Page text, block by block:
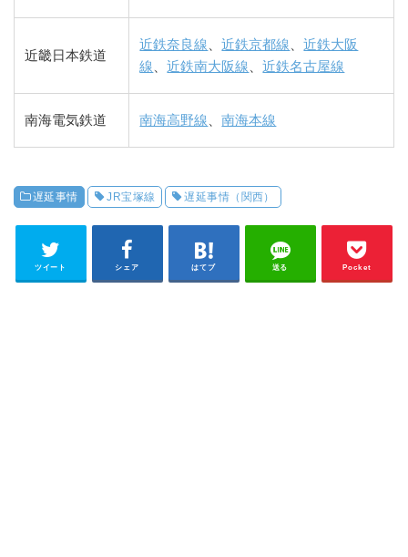
近畿日本鉄道
近鉄奈良線 、近鉄京都線 、近鉄大阪
線 、近鉄南大阪線 、近鉄名古屋線
南海電気鉄道 南海高野線 、南海本線
遅延事情 JR宝塚線 遅延事情（関西）
ツイート シェア はてブ 送る Pocket